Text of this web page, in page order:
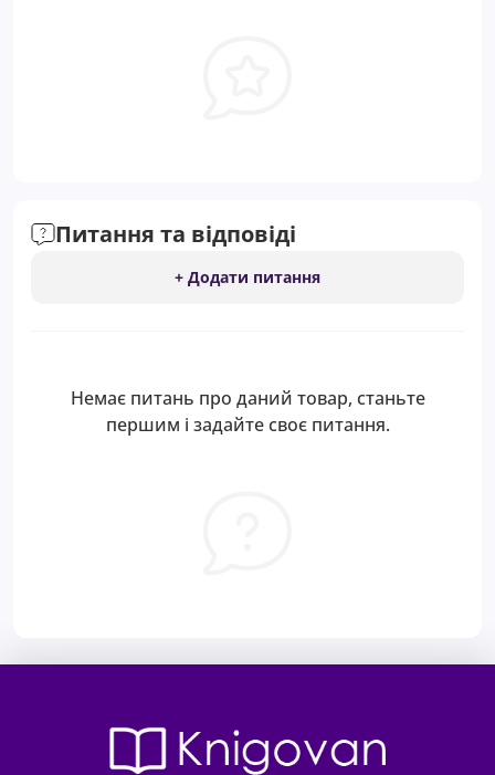
Питання та відповіді
+ Додати питання
Немає питань про даний товар, станьте
першим і задайте своє питання.